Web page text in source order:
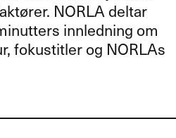
NORLAdeltar
innledning om
fokustitler og NORLAs